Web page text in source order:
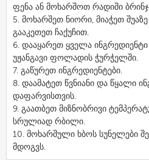
ფენა ან მოხარშოთ რადიში
5. მოხარშეთ ნიორი, მიაჭეთ
გააკეთეთ ჩაქუჩით.
6. დააყარეთ ყველა
უჟანგავი ფოლადის ჭურჭელში.
7. გაწურეთ ინგრედიენტები.
8. დაამატეთ წვნიანი და წყალი
დაფარვისთვის.
9. გაათბეთ მიზნობრივი
სრულიად რბილი.
10. მოხარშული ხბოს სუნელები
მდოგვს.